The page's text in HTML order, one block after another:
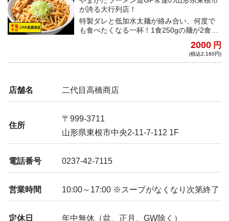
が誇る大行列店！
特製ダレと低加水太麺が絡み合い、何度で
も食べたくなる一杯！1食250gの麺が2食入
せ！※麺2食は同じ袋に入っておりますが、
1食ずつお召し上がりいただく事も可能で
2000 円
(税込2,160円)
店舗名 二代目高橋商店
住所
〒999-3711
山形県東根市中央2-11-7-112 1F
電話番号 0237-42-7115
営業時間 10:00～17:00 ※スープがなくなり次第終了
定休日 年中無休（盆、正月、GW除く）